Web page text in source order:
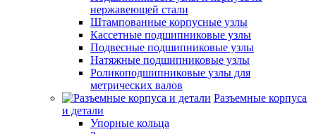
нержавеющей стали
Штампованные корпусные узлы
Кассетные подшипниковые узлы
Подвесные подшипниковые узлы
Натяжные подшипниковые узлы
Роликоподшипниковые узлы для
метрических валов
Разъемные корпуса
и детали
Упорные кольца